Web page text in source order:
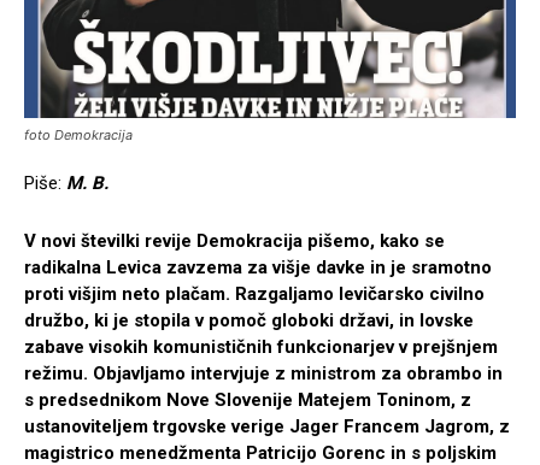
foto Demokracija
Piše: M. B.
V novi številki revije Demokracija pišemo, kako se
radikalna Levica zavzema za višje davke in je sramotno
proti višjim neto plačam. Razgaljamo levičarsko civilno
družbo, ki je stopila v pomoč globoki državi, in lovske
zabave visokih komunističnih funkcionarjev v prejšnjem
režimu. Objavljamo intervjuje z ministrom za obrambo in
s predsednikom Nove Slovenije Matejem Toninom, z
ustanoviteljem trgovske verige Jager Francem Jagrom, z
magistrico menedžmenta Patricijo Gorenc in s poljskim